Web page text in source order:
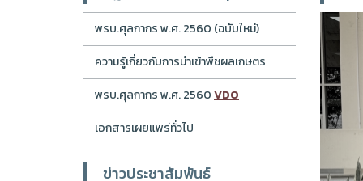
พรบ.ศุลกากร พ.ศ. 2560 (ฉบับใหม่)
ความรู้เกี่ยวกับการนำเข้าพืชผลเกษตร
พรบ.ศุลกากร พ.ศ. 2560VDO
เอกสารเผยแพร่ทั่วไป
ข่าวประชาสัมพันธ์